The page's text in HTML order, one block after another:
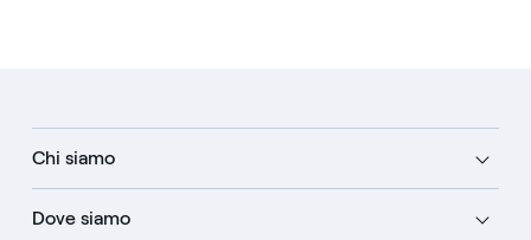
Chi siamo
Dove siamo